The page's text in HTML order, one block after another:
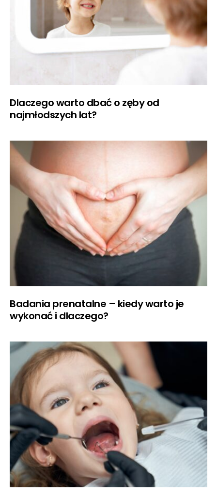
Dlaczego warto dbać o zęby od
najmłodszych lat?
Badania prenatalne – kiedy warto je
wykonać i dlaczego?